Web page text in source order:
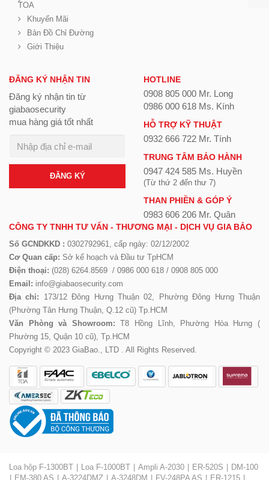
TOA
Khuyến Mãi
Bản Đồ Chỉ Đường
Giới Thiệu
ĐĂNG KÝ NHẬN TIN
Đăng ký nhận tin từ
giabaosecurity
mua hàng giá tốt nhất
ĐĂNG KÝ
HOTLINE
0908 805 000 Mr. Long
0986 000 618 Ms. Kính
HỖ TRỢ KỸ THUẬT
0932 666 722 Mr. Tính
TRUNG TÂM BẢO HÀNH
0947 424 585 Ms. Huyền
(Từ thứ 2 đến thư 7)
THAN PHIỀN & GÓP Ý
0983 606 206 Mr. Quân
CÔNG TY TNHH TƯ VẤN - THƯƠNG MẠI - DỊCH VỤ GIA BẢO
Số GCNDKKD : 0302792961, cấp ngày: 02/12/2002
Cơ Quan cấp: Sở kế hoạch và Đầu tư TpHCM
Điện thoại: (028) 6264.8569 / 0986 000 618 / 0908 805 000
Email: info@giabaosecurity.com
Địa chỉ: 173/12 Đông Hưng Thuận 02, Phường Đông Hưng Thuận
(Phường Tân Hưng Thuận, Q.12 cũ) Tp.HCM
Văn Phòng và Showroom: T8 Hồng Lĩnh, Phường Hòa Hưng (
Phường 15, Quận 10 cũ), Tp.HCM
Copyright © 2023 GiaBao., LTD . All Rights Reserved.
Loa hộp F-1300BT Loa F-1000BT Ampli A-2030 ER-520S
DM-100
EM-380 AS
A-3224DMZ A-3248DM FV-248PA AS ER-1215